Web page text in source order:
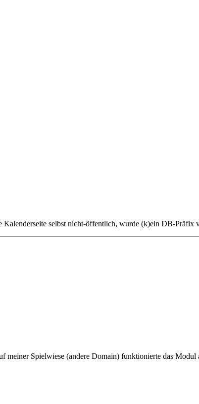
Kalenderseite selbst nicht-öffentlich, wurde (k)ein DB-Präfix
meiner Spielwiese (andere Domain) funktionierte das